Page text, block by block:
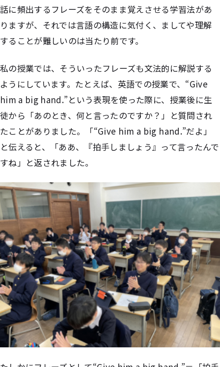
話に頻出するフレーズをそのまま覚えさせる学習法があ
りますが、それでは言語の構造に気付く、ましてや理解
することが難しいのは当たり前です。
私の授業では、そういったフレーズも文法的に解説する
ようにしています。たとえば、英語での授業で、“Give
him a big hand.”という表現を使った際に、授業後に生
徒から「あのとき、何と言ったのですか？」と質問され
たことがありました。「“Give him a big hand.”だよ」
と伝えると、「ああ、『拍手しましょう』って言ったんで
すね」と返されました。